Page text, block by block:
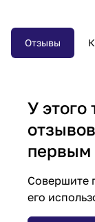
Отзывы
У этого
первым
Совершите
его